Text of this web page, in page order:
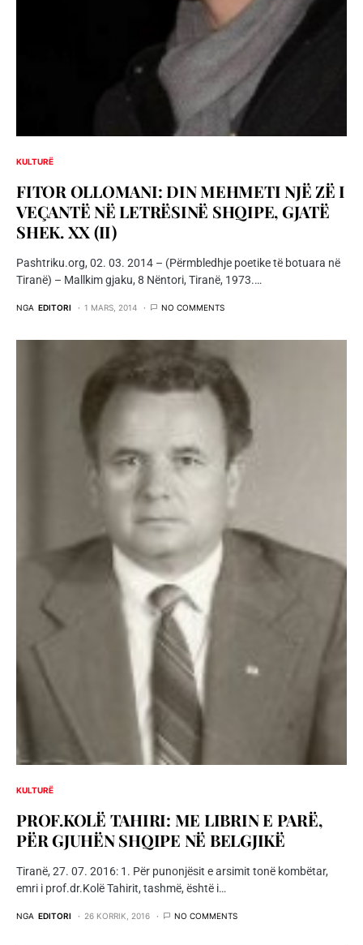
KULTURË
FITOR OLLOMANI: DIN MEHMETI NJË ZË I
VEÇANTË NË LETRËSINË SHQIPE, GJATË
SHEK. XX (II)
Pashtriku.org, 02. 03. 2014 – (Përmbledhje poetike të botuara në
Tiranë) – Mallkim gjaku, 8 Nëntori, Tiranë, 1973.…
NGA EDITORI 1 MARS, 2014 NO COMMENTS
KULTURË
PROF.KOLË TAHIRI: ME LIBRIN E PARË,
PËR GJUHËN SHQIPE NË BELGJIKË
Tiranë, 27. 07. 2016: 1. Për punonjësit e arsimit tonë kombëtar,
emri i prof.dr.Kolë Tahirit, tashmë, është i…
NGA EDITORI 26 KORRIK, 2016 NO COMMENTS